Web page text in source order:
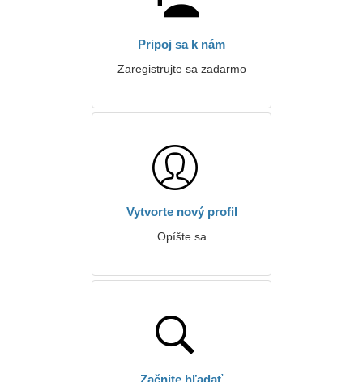
Pripoj sa k nám
Zaregistrujte sa zadarmo
Vytvorte nový profil
Opíšte sa
Začnite hľadať